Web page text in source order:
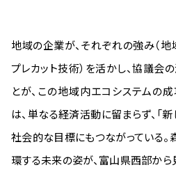
地域の企業が、それぞれの強み（
プレカット技術）を活かし、協議会
とが、この地域内エコシステムの
は、単なる経済活動に留まらず、「
社会的な目標にもつながっている
環する未来の姿が、富山県西部から